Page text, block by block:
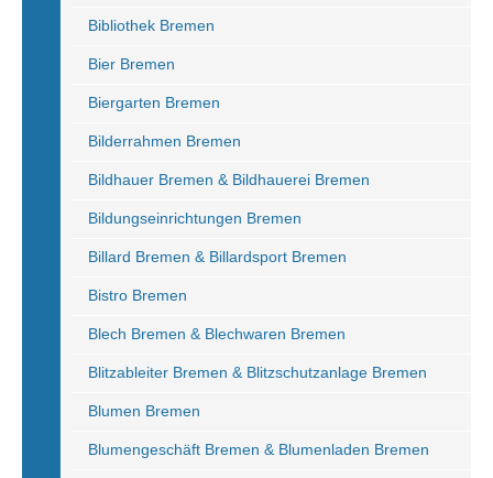
Bibliothek Bremen
Bier Bremen
Biergarten Bremen
Bilderrahmen Bremen
Bildhauer Bremen & Bildhauerei Bremen
Bildungseinrichtungen Bremen
Billard Bremen & Billardsport Bremen
Bistro Bremen
Blech Bremen & Blechwaren Bremen
Blitzableiter Bremen & Blitzschutzanlage Bremen
Blumen Bremen
Blumengeschäft Bremen & Blumenladen Bremen